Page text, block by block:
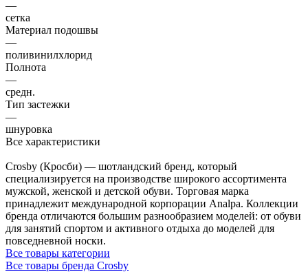
—
сетка
Материал подошвы
—
поливинилхлорид
Полнота
—
средн.
Тип застежки
—
шнуровка
Все характеристики
Crosby (Кросби) — шотландский бренд, который
специализируется на производстве широкого ассортимента
мужской, женской и детской обуви. Торговая марка
принадлежит международной корпорации Analpa. Коллекции
бренда отличаются большим разнообразием моделей: от обуви
для занятий спортом и активного отдыха до моделей для
повседневной носки.
Все товары категории
Все товары бренда Crosby